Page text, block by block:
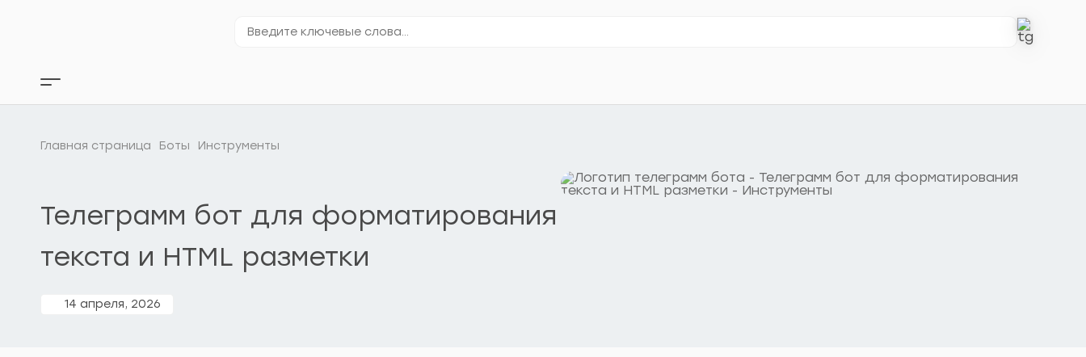
ключевые
Кнопка
бокового
Главная страница Боты Инструменты
Телеграмм бот для форматирования
текста и HTML разметки
14 апреля, 2026